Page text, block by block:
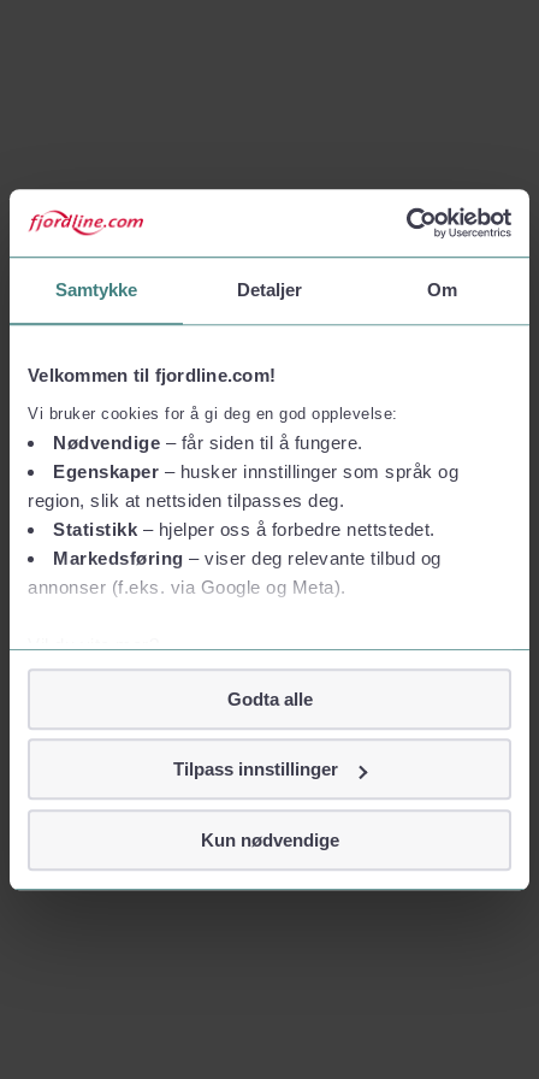
Samtykke Detaljer Om
Velkommen til fjordline.com!
Vi bruker cookies for å gi deg en god opplevelse:
Nødvendige – får siden til å fungere.
Egenskaper – husker innstillinger som språk og
region, slik at nettsiden tilpasses deg.
Statistikk – hjelper oss å forbedre nettstedet.
Markedsføring – viser deg relevante tilbud og
annonser (f.eks. via Google og Meta).
Vil du vite mer?
Om informasjonskapsler
Googles retningslinjer for personvern
Vi tar ditt personvern på alvor
identifiserer deg, som navn eller telefonnummer.
Godta alle
Tilpass innstillinger
Kun nødvendige